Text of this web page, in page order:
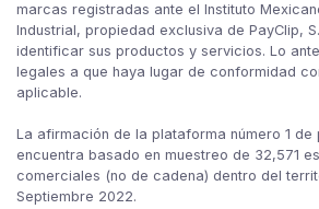
marcas registradas ante el Instituto
Industrial, propiedad exclusiva de PayClip,
identificar sus productos y servicios. Lo
legales a que haya lugar de conformidad
aplicable.
La afirmación de la plataforma número 1 de
encuentra basado en muestreo de 32,571
comerciales (no de cadena) dentro del
Septiembre 2022.